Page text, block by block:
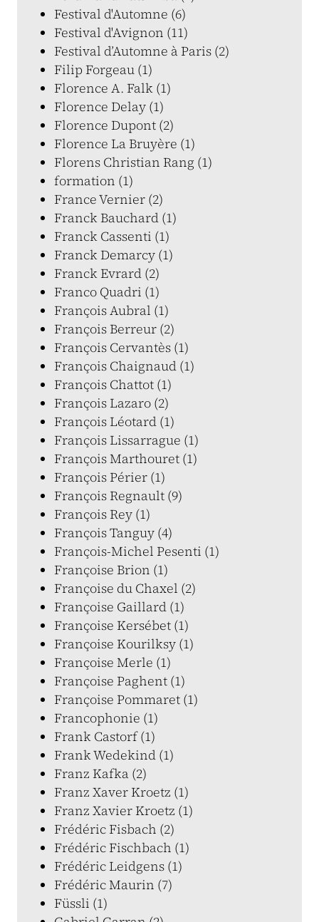
Festival d'Automne (6)
Festival d'Avignon (11)
Festival d’Automne à Paris (2)
Filip Forgeau (1)
Florence A. Falk (1)
Florence Delay (1)
Florence Dupont (2)
Florence La Bruyère (1)
Florens Christian Rang (1)
formation (1)
France Vernier (2)
Franck Bauchard (1)
Franck Cassenti (1)
Franck Demarcy (1)
Franck Evrard (2)
Franco Quadri (1)
François Aubral (1)
François Berreur (2)
François Cervantès (1)
François Chaignaud (1)
François Chattot (1)
François Lazaro (2)
François Léotard (1)
François Lissarrague (1)
François Marthouret (1)
François Périer (1)
François Regnault (9)
François Rey (1)
François Tanguy (4)
François-Michel Pesenti (1)
Françoise Brion (1)
Françoise du Chaxel (2)
Françoise Gaillard (1)
Françoise Kersébet (1)
Françoise Kourilksy (1)
Françoise Merle (1)
Françoise Paghent (1)
Françoise Pommaret (1)
Francophonie (1)
Frank Castorf (1)
Frank Wedekind (1)
Franz Kafka (2)
Franz Xaver Kroetz (1)
Franz Xavier Kroetz (1)
Frédéric Fisbach (2)
Frédéric Fischbach (1)
Frédéric Leidgens (1)
Frédéric Maurin (7)
Füssli (1)